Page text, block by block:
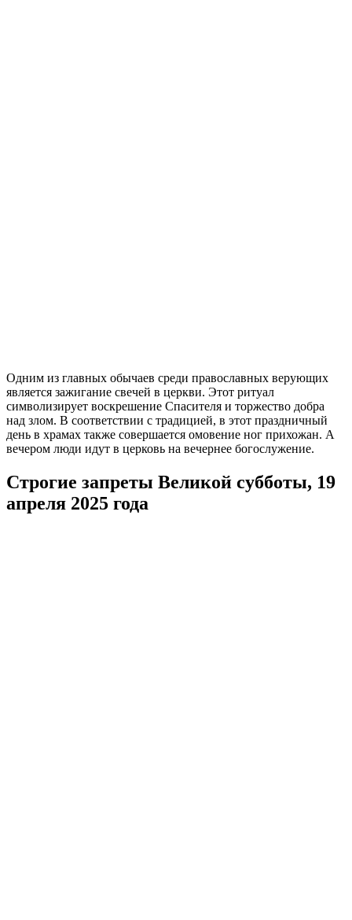
Одним из главных обычаев среди православных верующих
является зажигание свечей в церкви. Этот ритуал
символизирует воскрешение Спасителя и торжество добра
над злом. В соответствии с традицией, в этот праздничный
день в храмах также совершается омовение ног прихожан. А
вечером люди идут в церковь на вечернее богослужение.
Строгие запреты Великой субботы, 19
апреля 2025 года